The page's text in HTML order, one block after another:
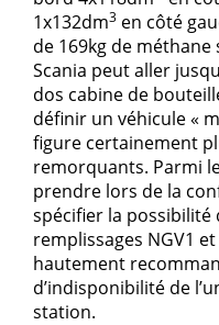
1x132dm3 en côté
de 169kg de
Scania peut aller
dos cabine de
définir un véhicule «
figure certainement
remorquants. Parmi
prendre lors de la
spécifier la possibilité
remplissages NGV1
hautement
d’indisponibilité de
station.